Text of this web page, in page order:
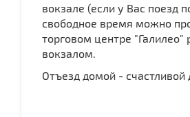
вокзале (если у Вас поезд
свободное время можно
торговом центре "Галилео"
вокзалом.
Отъезд домой - счастливой